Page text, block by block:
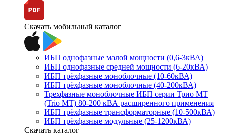
Скачать мобильный каталог
ИБП однофазные малой мощности (0,6-3кВА)
ИБП однофазные средней мощности (6-20кВА)
ИБП трёхфазные моноблочные (10-60кВА)
ИБП трёхфазные моноблочные (40-200кВА)
Трехфазные моноблочные ИБП серии Трио МТ
(Trio MT) 80-200 кВА расширенного применения
ИБП трёхфазные трансформаторные (10-500кВА)
ИБП трёхфазные модульные (25-1200кВА)
Скачать каталог